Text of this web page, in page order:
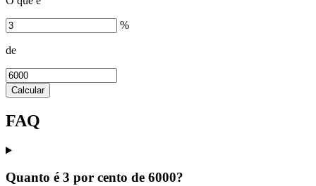
%
de
Calcular
FAQ
Quanto é 3 por cento de 6000?